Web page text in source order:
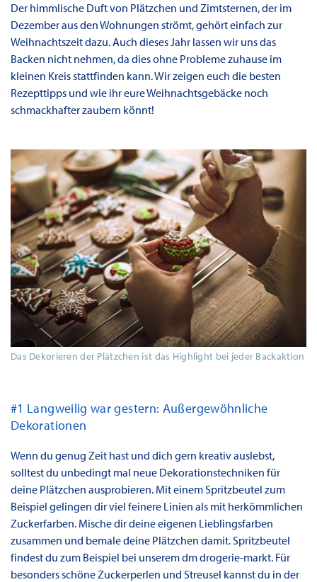
Der himmlische Duft von Plätzchen und Zimtsternen, der im
Dezember aus den Wohnungen strömt, gehört einfach zur
Weihnachtszeit dazu. Auch dieses Jahr lassen wir uns das
Backen nicht nehmen, da dies ohne Probleme zuhause im
kleinen Kreis stattfinden kann. Wir zeigen euch die besten
Rezepttipps und wie ihr eure Weihnachtsgebäcke noch
schmackhafter zaubern könnt!
Das Dekorieren der Plätzchen ist das Highlight bei jeder Backaktion
#1 Langweilig war gestern: Außergewöhnliche
Dekorationen
Wenn du genug Zeit hast und dich gern kreativ auslebst,
solltest du unbedingt mal neue Dekorationstechniken für
deine Plätzchen ausprobieren. Mit einem Spritzbeutel zum
Beispiel gelingen dir viel feinere Linien als mit herkömmlichen
Zuckerfarben. Mische dir deine eigenen Lieblingsfarben
zusammen und bemale deine Plätzchen damit. Spritzbeutel
findest du zum Beispiel bei unserem dm drogerie-markt. Für
besonders schöne Zuckerperlen und Streusel kannst du in der